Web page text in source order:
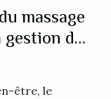
massage
gestion du
être, le